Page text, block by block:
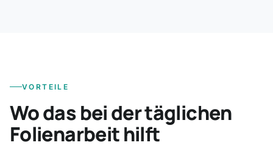
VORTEILE
Wo das bei der täglichen
Folienarbeit hilft